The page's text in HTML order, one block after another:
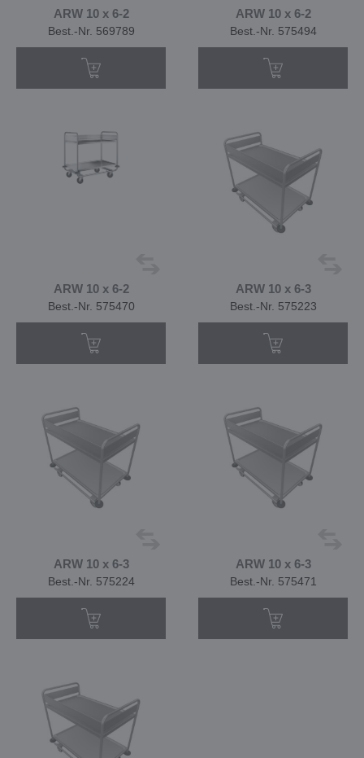
ARW 10 x 6-2
Best.-Nr. 569789
ARW 10 x 6-2
Best.-Nr. 575494
ARW 10 x 6-2
Best.-Nr. 575470
ARW 10 x 6-3
Best.-Nr. 575223
ARW 10 x 6-3
Best.-Nr. 575224
ARW 10 x 6-3
Best.-Nr. 575471